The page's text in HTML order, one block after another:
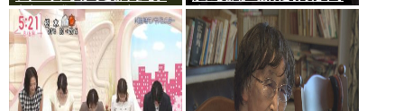
古来から我々のDNAに刻まれた
踊り
吐いたり…